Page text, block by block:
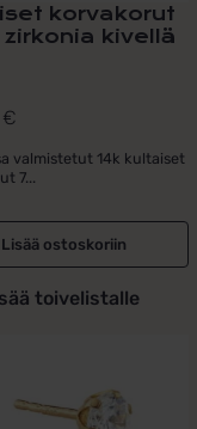
korvakorut
kivellä
€
valmistetut 14k kultaiset
7...
Lisää ostoskoriin
toivelistalle